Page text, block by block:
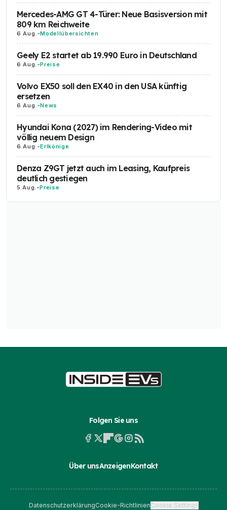
Mercedes-AMG GT 4-Türer: Neue Basisversion mit
809 km Reichweite
6 Aug. -Modellübersichten
Geely E2 startet ab 19.990 Euro in Deutschland
6 Aug. -Preise
Volvo EX50 soll den EX40 in den USA künftig
ersetzen
6 Aug. -News
Hyundai Kona (2027) im Rendering-Video mit
völlig neuem Design
6 Aug. -Erlkönige
Denza Z9GT jetzt auch im Leasing, Kaufpreis
deutlich gestiegen
5 Aug. -Preise
Folgen Sie uns
Über unsAnzeigenKontakt
DatenschutzerklärungCookie-RichtlinienCookie Settings